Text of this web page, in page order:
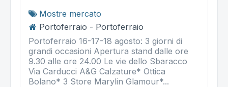
Mostre mercato
Portoferraio - Portoferraio
Portoferraio 16-17-18 agosto: 3 giorni di
grandi occasioni Apertura stand dalle ore
9.30 alle ore 24.00 Le vie dello Sbaracco
Via Carducci A&G Calzature* Ottica
Bolano* 3 Store Marylin Glamour*...